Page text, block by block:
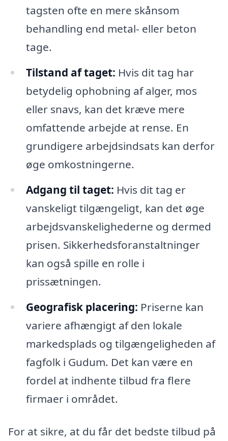
tagsten ofte en mere skånsom
behandling end metal- eller beton
tage.
Tilstand af taget: Hvis dit tag har
betydelig ophobning af alger, mos
eller snavs, kan det kræve mere
omfattende arbejde at rense. En
grundigere arbejdsindsats kan derfor
øge omkostningerne.
Adgang til taget: Hvis dit tag er
vanskeligt tilgængeligt, kan det øge
arbejdsvanskelighederne og dermed
prisen. Sikkerhedsforanstaltninger
kan også spille en rolle i
prissætningen.
Geografisk placering: Priserne kan
variere afhængigt af den lokale
markedsplads og tilgængeligheden af
fagfolk i Gudum. Det kan være en
fordel at indhente tilbud fra flere
firmaer i området.
For at sikre, at du får det bedste tilbud på